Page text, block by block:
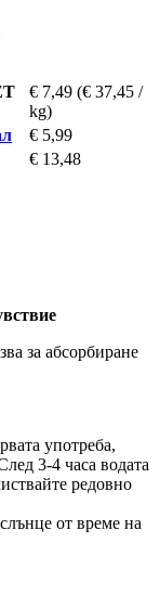
€ 7,49 (€ 37,45 /
kg)
€ 5,99
€ 13,48
за абсорбиране
употреба,
3-4 часа водата
редовно
от време на